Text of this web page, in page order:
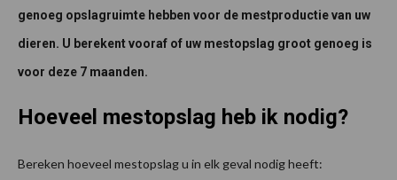
genoeg opslagruimte hebben voor de mestproductie van uw
dieren. U berekent vooraf of uw mestopslag groot genoeg is
voor deze 7 maanden.
Hoeveel mestopslag heb ik nodig?
Bereken hoeveel mestopslag u in elk geval nodig heeft: